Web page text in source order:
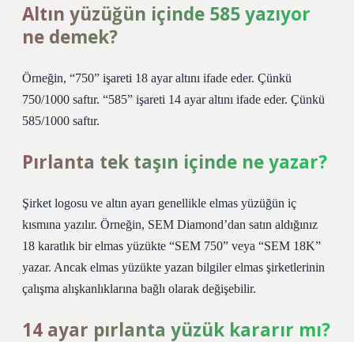
Altın yüzüğün içinde 585 yazıyor
ne demek?
Örneğin, “750” işareti 18 ayar altını ifade eder. Çünkü
750/1000 saftır. “585” işareti 14 ayar altını ifade eder. Çünkü
585/1000 saftır.
Pırlanta tek taşın içinde ne yazar?
Şirket logosu ve altın ayarı genellikle elmas yüzüğün iç
kısmına yazılır. Örneğin, SEM Diamond’dan satın aldığınız
18 karatlık bir elmas yüzükte “SEM 750” veya “SEM 18K”
yazar. Ancak elmas yüzükte yazan bilgiler elmas şirketlerinin
çalışma alışkanlıklarına bağlı olarak değişebilir.
14 ayar pırlanta yüzük kararır mı?